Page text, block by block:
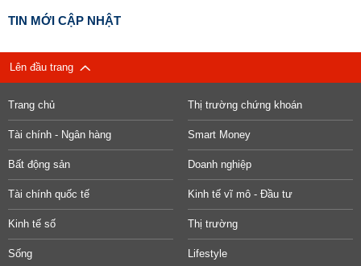
TIN MỚI CẬP NHẬT
Lên đầu trang
Trang chủ Thị trường chứng khoán
Tài chính - Ngân hàng Smart Money
Bất động sản Doanh nghiệp
Tài chính quốc tế Kinh tế vĩ mô - Đầu tư
Kinh tế số Thị trường
Sống Lifestyle